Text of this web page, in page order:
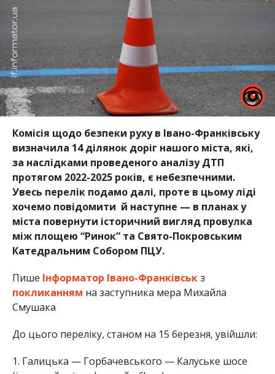
Комісія щодо безпеки руху в Івано-Франківську
визначила 14 ділянок доріг нашого міста, які,
за наслідками проведеного аналізу ДТП
протягом 2022-2025 років, є небезпечними.
Увесь перелік подамо далі, проте в цьому ліді
хочемо повідомити й наступне — в планах у
міста повернути історичний вигляд провулка
між площею “Ринок” та Свято-Покровським
Катедральним Собором ПЦУ.
Пише Інформатор Івано-Франківськз
покликанням на заступника мера Михайла
Смушака
До цього переліку, станом на 15 березня, увійшли:
1. Галицька — Горбачевського — Калуське шосе